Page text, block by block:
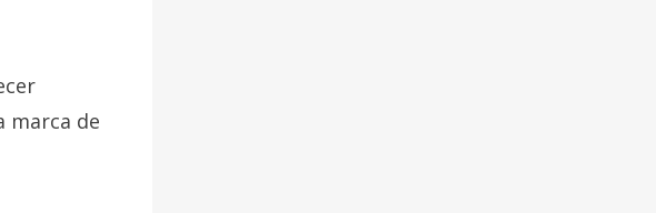
marca de